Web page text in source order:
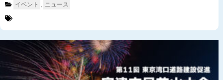
イベント
ニュース